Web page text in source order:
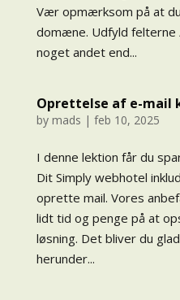
Vær opmærksom på at
domæne. Udfyld
noget andet end...
Oprettelse af e-mail
by mads | feb 10, 2025
I denne lektion får du
Dit Simply webhotel
oprette mail. Vores
lidt tid og penge på at
løsning. Det bliver du
herunder...